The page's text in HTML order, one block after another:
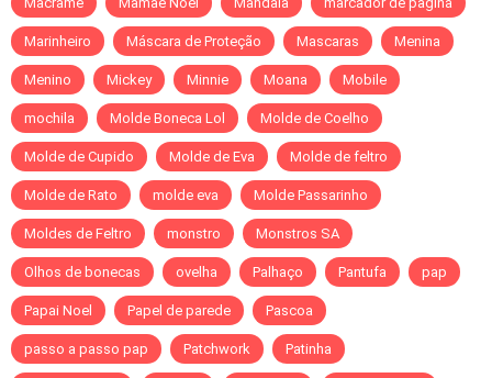
Marinheiro Máscara de Proteção Mascaras Menina
Menino Mickey Minnie Moana Mobile
mochila Molde Boneca Lol Molde de Coelho
Molde de Cupido Molde de Eva Molde de feltro
Molde de Rato molde eva Molde Passarinho
Moldes de Feltro monstro Monstros SA
Olhos de bonecas ovelha Palhaço Pantufa pap
Papai Noel Papel de parede Pascoa
passo a passo pap Patchwork Patinha